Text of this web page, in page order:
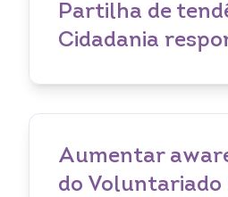
Partilha de
Cidadania
Aumentar
do